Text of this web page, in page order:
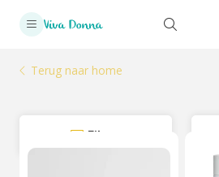
Terug naar home
Filter